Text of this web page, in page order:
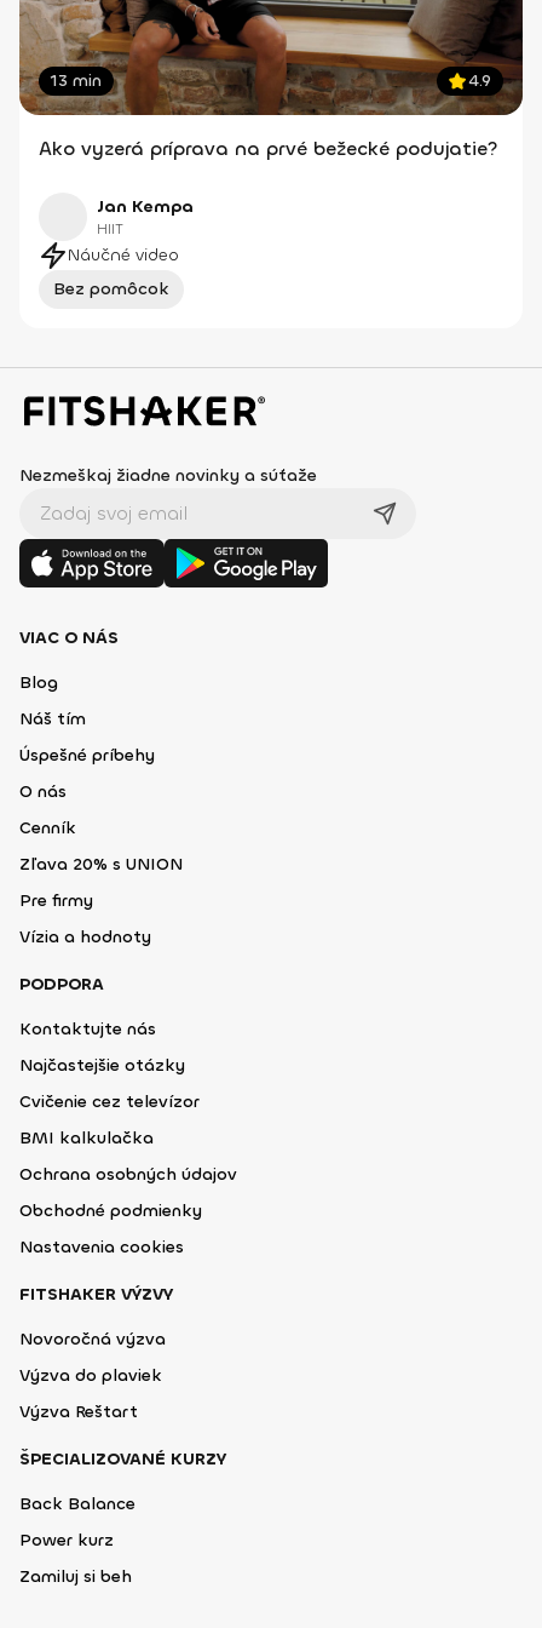
13 min 4.9
Ako vyzerá príprava na prvé bežecké podujatie?
Jan Kempa
HIIT
Náučné video
Bez pomôcok
Nezmeškaj žiadne novinky a súťaže
VIAC O NÁS
Blog
Náš tím
Úspešné príbehy
O nás
Cenník
Zľava 20% s UNION
Pre firmy
Vízia a hodnoty
PODPORA
Kontaktujte nás
Najčastejšie otázky
Cvičenie cez televízor
BMI kalkulačka
Ochrana osobných údajov
Obchodné podmienky
Nastavenia cookies
FITSHAKER VÝZVY
Novoročná výzva
Výzva do plaviek
Výzva Reštart
ŠPECIALIZOVANÉ KURZY
Back Balance
Power kurz
Zamiluj si beh